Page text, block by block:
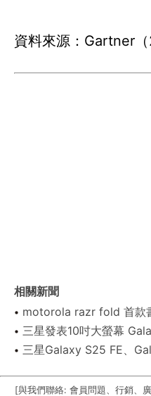
資料來源：Gartner（
相關新聞
motorola razr fold 首款
三星發表10吋大螢幕
三星Galaxy S25 FE、
[與我們聯絡: 會員問題、行銷、